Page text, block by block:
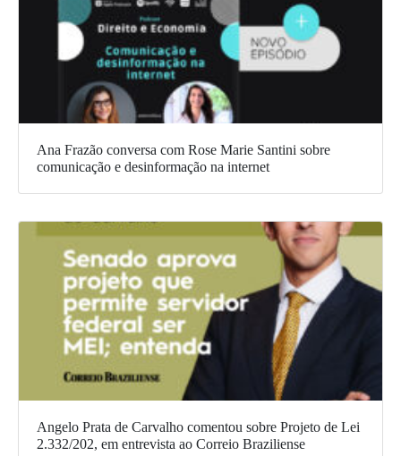
Ana Frazão conversa com Rose Marie Santini sobre
comunicação e desinformação na internet
Angelo Prata de Carvalho comentou sobre Projeto de Lei
2.332/202, em entrevista ao Correio Braziliense